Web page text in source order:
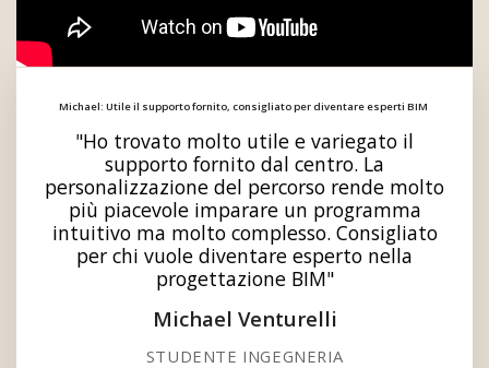
Michael: Utile il supporto fornito, consigliato per diventare esperti BIM
"Ho trovato molto utile e variegato il
supporto fornito dal centro. La
personalizzazione del percorso rende molto
più piacevole imparare un programma
intuitivo ma molto complesso. Consigliato
per chi vuole diventare esperto nella
progettazione BIM"
Michael Venturelli
STUDENTE INGEGNERIA